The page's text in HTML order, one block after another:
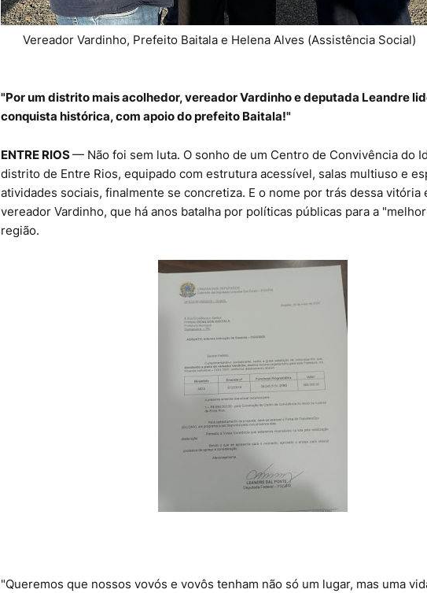
Vereador Vardinho, Prefeito Baitala e Helena Alves (Assistência Social)
"Por um distrito mais acolhedor, vereador Vardinho e deputada Leandre
conquista histórica, com apoio do prefeito Baitala!"
ENTRE RIOS— Não foi sem luta. O sonho de um Centro de Convivência do
distrito de Entre Rios, equipado com estrutura acessível, salas multiuso e
atividades sociais, finalmente se concretiza. E o nome por trás dessa vitória
vereador Vardinho, que há anos batalha por políticas públicas para a
região.
"Queremos que nossos vovós e vovôs tenham não só um lugar, mas uma